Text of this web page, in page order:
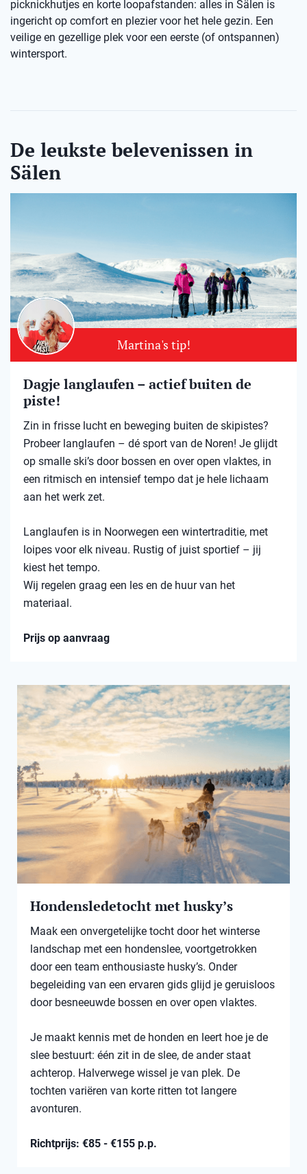
picknickhutjes en korte loopafstanden: alles in Sälen is
ingericht op comfort en plezier voor het hele gezin. Een
veilige en gezellige plek voor een eerste (of ontspannen)
wintersport.
De leukste belevenissen in
Sälen
Martina's tip!
Dagje langlaufen – actief buiten de
piste!
Zin in frisse lucht en beweging buiten de skipistes?
Probeer langlaufen – dé sport van de Noren! Je glijdt
op smalle ski’s door bossen en over open vlaktes, in
een ritmisch en intensief tempo dat je hele lichaam
aan het werk zet.
Langlaufen is in Noorwegen een wintertraditie, met
loipes voor elk niveau. Rustig of juist sportief – jij
kiest het tempo.
Wij regelen graag een les en de huur van het
materiaal.
Prijs op aanvraag
Hondensledetocht met husky’s
Maak een onvergetelijke tocht door het winterse
landschap met een hondenslee, voortgetrokken
door een team enthousiaste husky’s. Onder
begeleiding van een ervaren gids glijd je geruisloos
door besneeuwde bossen en over open vlaktes.
Je maakt kennis met de honden en leert hoe je de
slee bestuurt: één zit in de slee, de ander staat
achterop. Halverwege wissel je van plek. De
tochten variëren van korte ritten tot langere
avonturen.
Richtprijs: €85 - €155 p.p.